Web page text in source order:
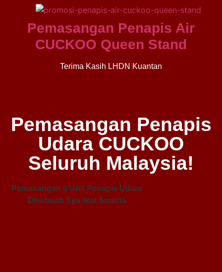
Pemasangan Penapis Air
CUCKOO Queen Stand
Terima Kasih LHDN Kuantan
Pemasangan Penapis
Udara CUCKOO
Seluruh Malaysia!
Pemasangan 6 Unit Penapis Udara
Disebuah Syarikat Swasta